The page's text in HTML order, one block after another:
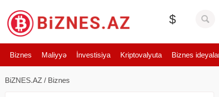
$
Biznes Maliyyə İnvestisiya Kriptovalyuta Biznes
BiZNES.AZ / Biznes